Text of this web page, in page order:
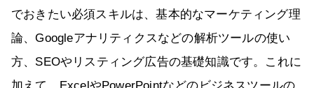
でおきたい必須スキルは、基本的なマーケティング理
論、Googleアナリティクスなどの解析ツールの使い
方、SEOやリスティング広告の基礎知識です。これに